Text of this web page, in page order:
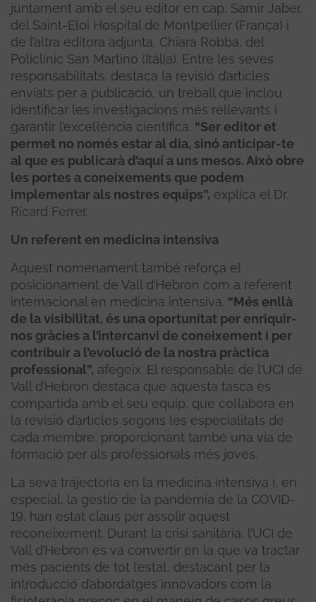
juntament amb el seu editor en cap, Samir Jaber,
del Saint-Eloi Hospital de Montpellier (França) i
de l’altra editora adjunta, Chiara Robba, del
Policlínic San Martino (Itàlia). Entre les seves
responsabilitats, destaca la revisió d’articles
enviats per a publicació, un treball que inclou
identificar les investigacions més rellevants i
garantir l’excel·lència científica. “Ser editor et
permet no només estar al dia, sinó anticipar-te
al que es publicarà d’aquí a uns mesos. Això obre
les portes a coneixements que podem
implementar als nostres equips”, explica el Dr.
Ricard Ferrer.
Un referent en medicina intensiva
Aquest nomenament també reforça el
posicionament de Vall d’Hebron com a referent
internacional en medicina intensiva. “Més enllà
de la visibilitat, és una oportunitat per enriquir-
nos gràcies a l’intercanvi de coneixement i per
contribuir a l’evolució de la nostra pràctica
professional”, afegeix. El responsable de l’UCI de
Vall d’Hebron destaca que aquesta tasca és
compartida amb el seu equip, que col·labora en
la revisió d’articles segons les especialitats de
cada membre, proporcionant també una via de
formació per als professionals més joves.
La seva trajectòria en la medicina intensiva i, en
especial, la gestió de la pandèmia de la COVID-
19, han estat claus per assolir aquest
reconeixement. Durant la crisi sanitària, l’UCI de
Vall d’Hebron es va convertir en la que va tractar
més pacients de tot l’estat, destacant per la
introducció d’abordatges innovadors com la